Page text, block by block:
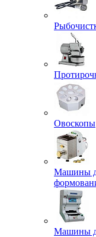
Овоскопы
Машины
Машины